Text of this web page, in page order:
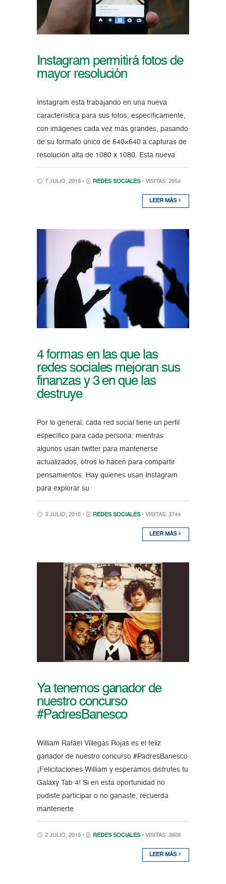
Instagram permitirá fotos de
mayor resolución
Instagram está trabajando en una nueva
característica para sus fotos, específicamente,
con imágenes cada vez más grandes, pasando
de su formato único de 640×640 a capturas de
resolución alta de 1080 x 1080. Esta nueva
7 JULIO, 2015 • REDES SOCIALES • VISITAS: 2954
LEER MÁS
4 formas en las que las
redes sociales mejoran sus
finanzas y 3 en que las
destruye
Por lo general, cada red social tiene un perfil
específico para cada persona: mientras
algunos usan twitter para mantenerse
actualizados, otros lo hacen para compartir
pensamientos. Hay quienes usan Instagram
para explorar su
3 JULIO, 2015 • REDES SOCIALES • VISITAS: 3744
LEER MÁS
Ya tenemos ganador de
nuestro concurso
#PadresBanesco
William Rafael Villegas Rojas es el feliz
ganador de nuestro concurso #PadresBanesco
¡Felicitaciones William y esperamos disfrutes tu
Galaxy Tab 4! Si en esta oportunidad no
pudiste participar o no ganaste, recuerda
mantenerte
2 JULIO, 2015 • REDES SOCIALES • VISITAS: 2609
LEER MÁS